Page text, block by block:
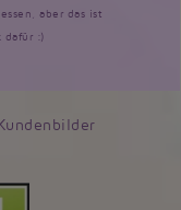
aber das ist
dafür :)
Kundenbilder